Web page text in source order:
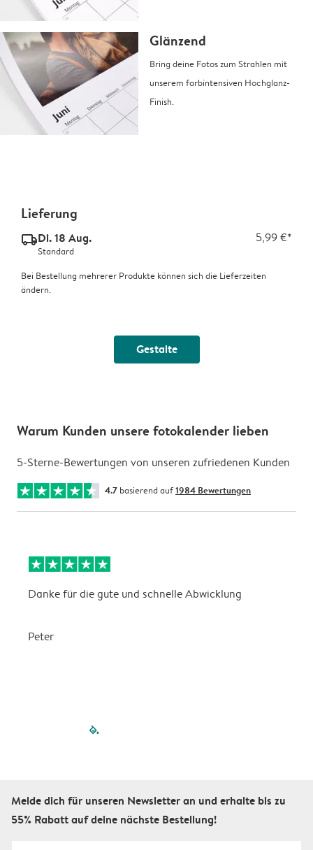
Glänzend
Bring deine Fotos zum Strahlen mit
unserem farbintensiven Hochglanz-
Finish.
Lieferung
delivery_standard_v2Di. 18 Aug. 5,99 €*
Standard
Bei Bestellung mehrerer Produkte können sich die Lieferzeiten
ändern.
Gestalte
Warum Kunden unsere fotokalender lieben
5-Sterne-Bewertungen von unseren zufriedenen Kunden
4.7 basierend auf1984 Bewertungen
Danke für die gute und schnelle Abwicklung
Peter
filled-pagination
Melde dich für unseren Newsletter an und erhalte bis zu
55% Rabatt auf deine nächste Bestellung!